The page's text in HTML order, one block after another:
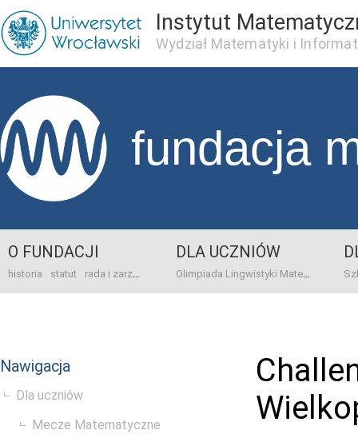
Instytut
Wydział Matematyki i
fundacja
O FUNDACJI
historia statut rada i zarząd dane bankowo-adresowe kontakt
DLA UCZNIÓW
Olimpiada Lingwistyki Matematycznej
Nawigacja
Dla uczniów
Mecze Matematyczne